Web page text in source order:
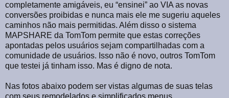
completamente amigáveis, eu “ensinei” ao VIA as novas
conversões proibidas e nunca mais ele me sugeriu aqueles
caminhos não mais permitidas. Além disso o sistema
MAPSHARE da TomTom permite que estas correções
apontadas pelos usuários sejam compartilhadas com a
comunidade de usuários. Isso não é novo, outros TomTom
que testei já tinham isso. Mas é digno de nota.
Nas fotos abaixo podem ser vistas algumas de suas telas